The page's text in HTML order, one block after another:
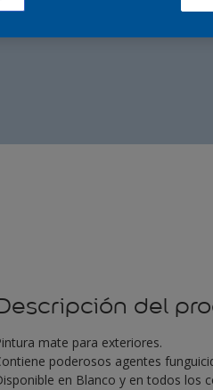
del
mate para exteriores.
poderosos agentes
en Blanco y en todos los